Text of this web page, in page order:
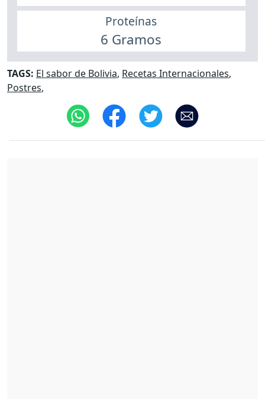
Proteínas
6 Gramos
TAGS: El sabor de Bolivia, Recetas Internacionales,
Postres,